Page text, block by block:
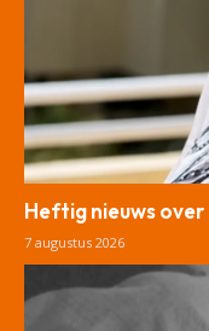
Heftig nieuws
7 augustus 2026